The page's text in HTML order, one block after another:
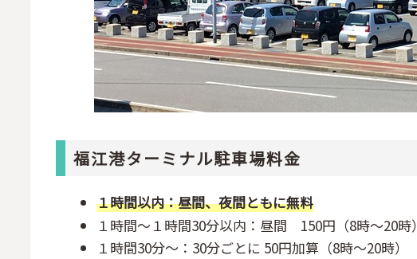
福江港ターミナル駐車場料金
１時間以内：昼間、夜間ともに無料
１時間～１時間30分以内：昼間 150円（8時～20時）
１時間30分～：30分ごとに 50円加算（8時～20時）